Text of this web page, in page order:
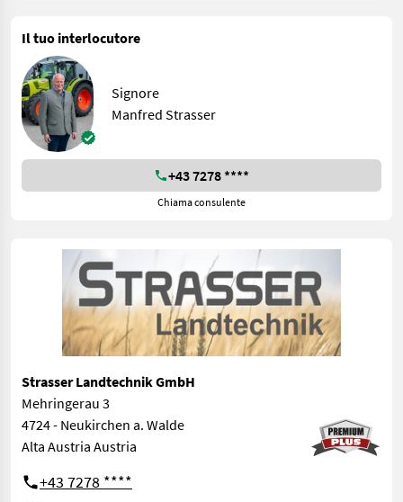
Il tuo interlocutore
Signore
Manfred Strasser
+43 7278 ****
Chiama consulente
Strasser Landtechnik GmbH
Mehringerau 3
4724 - Neukirchen a. Walde
Alta Austria Austria
+43 7278 ****